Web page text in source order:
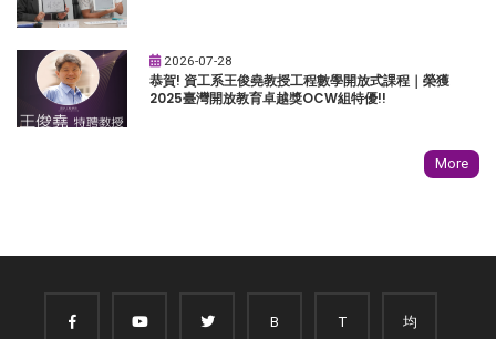
2026-07-28
恭賀! 資工系王俊堯教授工程數學開放式課程｜榮獲
2025臺灣開放教育卓越獎OCW組特優!!
More
B T 均